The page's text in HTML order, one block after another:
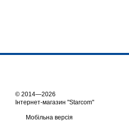
© 2014—2026
Інтернет-магазин "Starcom"
Мобільна версія